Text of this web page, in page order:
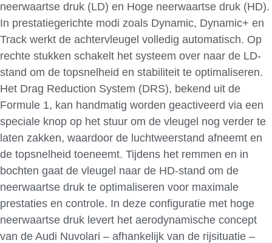
neerwaartse druk (LD) en Hoge neerwaartse druk (HD).
In prestatiegerichte modi zoals Dynamic, Dynamic+ en
Track werkt de achtervleugel volledig automatisch. Op
rechte stukken schakelt het systeem over naar de LD-
stand om de topsnelheid en stabiliteit te optimaliseren.
Het Drag Reduction System (DRS), bekend uit de
Formule 1, kan handmatig worden geactiveerd via een
speciale knop op het stuur om de vleugel nog verder te
laten zakken, waardoor de luchtweerstand afneemt en
de topsnelheid toeneemt. Tijdens het remmen en in
bochten gaat de vleugel naar de HD-stand om de
neerwaartse druk te optimaliseren voor maximale
prestaties en controle. In deze configuratie met hoge
neerwaartse druk levert het aerodynamische concept
van de Audi Nuvolari – afhankelijk van de rijsituatie –